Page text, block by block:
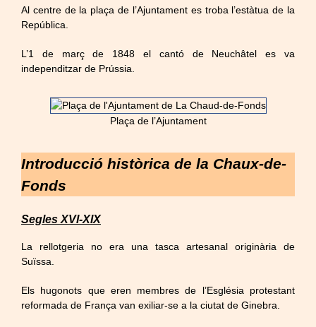
Al centre de la plaça de l’Ajuntament es troba l’estàtua de la
República.
L’1 de març de 1848 el cantó de Neuchâtel es va
independitzar de Prússia.
Plaça de l’Ajuntament
Introducció històrica de la Chaux-de-
Fonds
Segles XVI-XIX
La rellotgeria no era una tasca artesanal originària de
Suïssa.
Els hugonots que eren membres de l’Església protestant
reformada de França van exiliar-se a la ciutat de Ginebra.